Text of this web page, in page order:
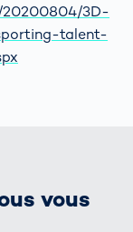
20200804/3D-
talent-
vous